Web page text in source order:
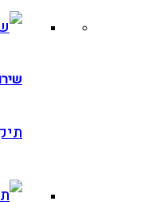
שירותי
תיקון